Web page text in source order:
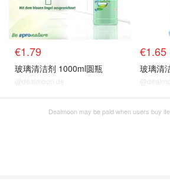
€1.79
玻璃清洁剂 1000ml圆瓶
@dealmoon.de
€1.65
玻璃清
Dealmoon may be paid when users buy